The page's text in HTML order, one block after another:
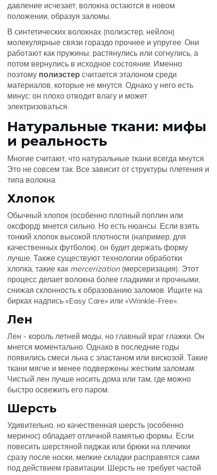
давление исчезает, волокна остаются в новом
положении, образуя заломы.
В синтетических волокнах (полиэстер, нейлон)
молекулярные связи гораздо прочнее и упругее. Они
работают как пружины: растянулись или согнулись, а
потом вернулись в исходное состояние. Именно
поэтому полиэстер считается эталоном среди
материалов, которые не мнутся. Однако у него есть
минус: он плохо отводит влагу и может
электризоваться.
Натуральные ткани: мифы
и реальность
Многие считают, что натуральные ткани всегда мнутся.
Это не совсем так. Все зависит от структуры плетения и
типа волокна.
Хлопок
Обычный хлопок (особенно плотный поплин или
оксфорд) мнется сильно. Но есть нюансы. Если взять
тонкий хлопок высокой плотности (например, для
качественных футболок), он будет держать форму
лучше. Также существуют технологии обработки
хлопка, такие как mercerization(мерсеризация). Этот
процесс делает волокна более гладкими и прочными,
снижая склонность к образованию заломов. Ищите на
бирках надпись «Easy Care» или «Wrinkle-Free».
Лен
Лен - король летней моды, но главный враг глажки. Он
мнется моментально. Однако в последние годы
появились смеси льна с эластаном или вискозой. Такие
ткани мягче и менее подвержены жестким заломам.
Чистый лен лучше носить дома или там, где можно
быстро освежить его паром.
Шерсть
Удивительно, но качественная шерсть (особенно
меринос) обладает отличной памятью формы. Если
повесить шерстяной пиджак или брюки на плечики
сразу после носки, мелкие складки расправятся сами
под действием гравитации. Шерсть не требует частой